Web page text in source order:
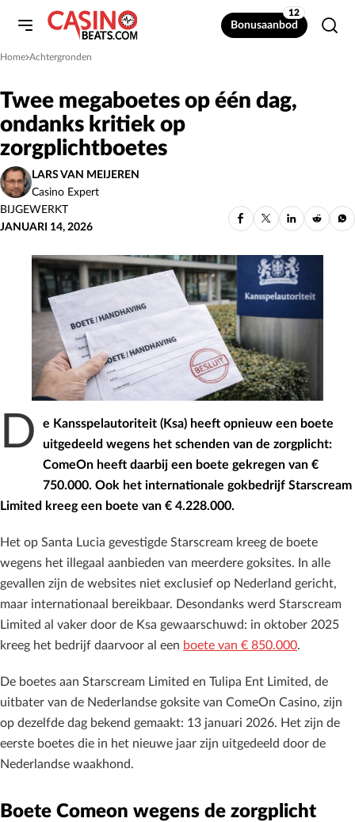
Bonusaanbod
12
Home
»Achtergronden
Twee megaboetes op één dag,
ondanks kritiek op
zorgplichtboetes
LARS VAN MEIJEREN
Casino Expert
BIJGEWERKT
JANUARI 14, 2026
D
e Kansspelautoriteit (Ksa) heeft opnieuw een boete
uitgedeeld wegens het schenden van de zorgplicht:
ComeOn heeft daarbij een boete gekregen van €
750.000. Ook het internationale gokbedrijf Starscream
Limited kreeg een boete van € 4.228.000.
Het op Santa Lucia gevestigde Starscream kreeg de boete
wegens het illegaal aanbieden van meerdere goksites. In alle
gevallen zijn de websites niet exclusief op Nederland gericht,
maar internationaal bereikbaar. Desondanks werd Starscream
Limited al vaker door de Ksa gewaarschuwd: in oktober 2025
kreeg het bedrijf daarvoor al een boete van € 850.000.
De boetes aan Starscream Limited en Tulipa Ent Limited, de
uitbater van de Nederlandse goksite van ComeOn Casino, zijn
op dezelfde dag bekend gemaakt: 13 januari 2026. Het zijn de
eerste boetes die in het nieuwe jaar zijn uitgedeeld door de
Nederlandse waakhond.
Boete Comeon wegens de zorgplicht